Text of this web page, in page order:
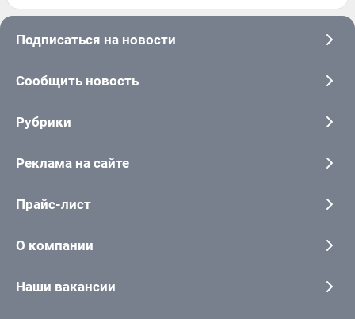
Подписаться на новости
Сообщить новость
Рубрики
Реклама на сайте
Прайс-лист
О компании
Наши вакансии